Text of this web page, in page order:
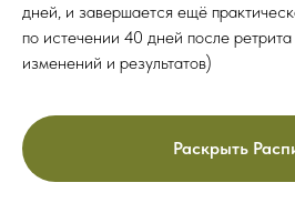
дней, и завершается ещё
по истечении 40 дней после
изменений и результатов)
Раскрыть